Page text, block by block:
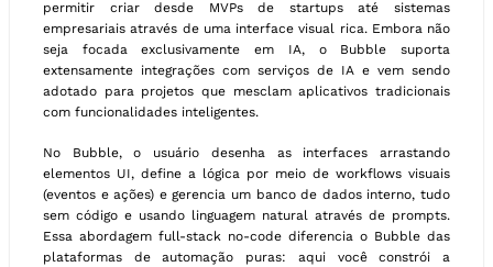
permitir criar desde MVPs de startups até sistemas
empresariais através de uma interface visual rica. Embora não
seja focada exclusivamente em IA, o Bubble suporta
extensamente integrações com serviços de IA e vem sendo
adotado para projetos que mesclam aplicativos tradicionais
com funcionalidades inteligentes.
No Bubble, o usuário desenha as interfaces arrastando
elementos UI, define a lógica por meio de workflows visuais
(eventos e ações) e gerencia um banco de dados interno, tudo
sem código e usando linguagem natural através de prompts.
Essa abordagem full-stack no-code diferencia o Bubble das
plataformas de automação puras: aqui você constrói a